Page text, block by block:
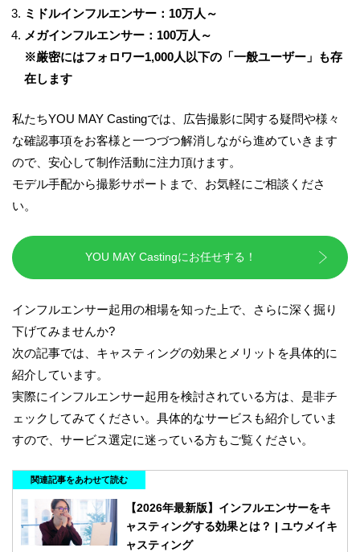
ミドルインフルエンサー： 10万人～
メガインフルエンサー： 100万人～
※厳密にはフォロワー1,000人以下の「一般ユーザー」も存
在します
私たちYOU MAY Castingでは、広告撮影に関する疑問や様々
な確認事項をお客様と一つづつ解消しながら進めていきます
ので、安心して制作活動に注力頂けます。
モデル手配から撮影サポートまで、お気軽にご相談くださ
い。
YOU MAY Castingにお任せする！
インフルエンサー起用の相場を知った上で、さらに深く掘り
下げてみませんか?
次の記事では、キャスティングの効果とメリットを具体的に
紹介しています。
実際にインフルエンサー起用を検討されている方は、是非チ
ェックしてみてください。具体的なサービスも紹介していま
すので、サービス選定に迷っている方もご覧ください。
関連記事をあわせて読む
【2026年最新版】インフルエンサーをキ
ャスティングする効果とは？ | ユウメイキ
ャスティング